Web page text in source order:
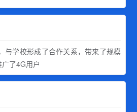
与学校形成了合作关系，带来了规模
了4G用户